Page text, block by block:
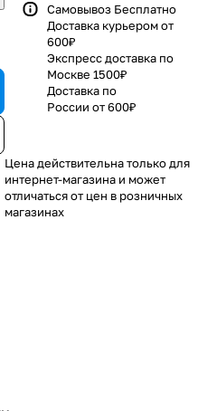
Самовывоз Бесплатно
Доставка курьером от
600₽
Экспресс доставка по
Москве 1500₽
Доставка по
России от 600₽
Цена действительна только для
интернет-магазина и может
отличаться от цен в розничных
магазинах